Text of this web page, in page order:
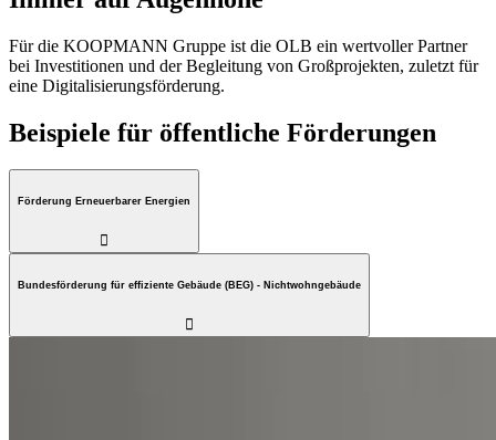
Für die KOOPMANN Gruppe ist die OLB ein wertvoller Partner
bei Investitionen und der Begleitung von Großprojekten, zuletzt für
eine Digitalisierungsförderung.
Beispiele für öffentliche Förderungen
Förderung Erneuerbarer Energien

Bundesförderung für effiziente Gebäude (BEG) - Nichtwohngebäude
